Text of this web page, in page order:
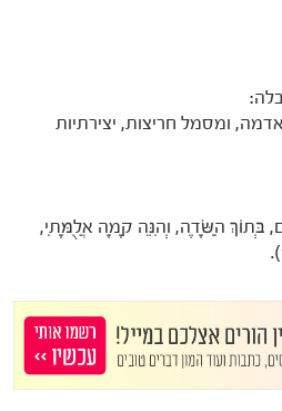
ומסמל חריצות, יצירתיות
בְּתוֹךְ הַשָּׂדֶה, וְהִנֵּה קָמָה אֲלֻמָּתִי,